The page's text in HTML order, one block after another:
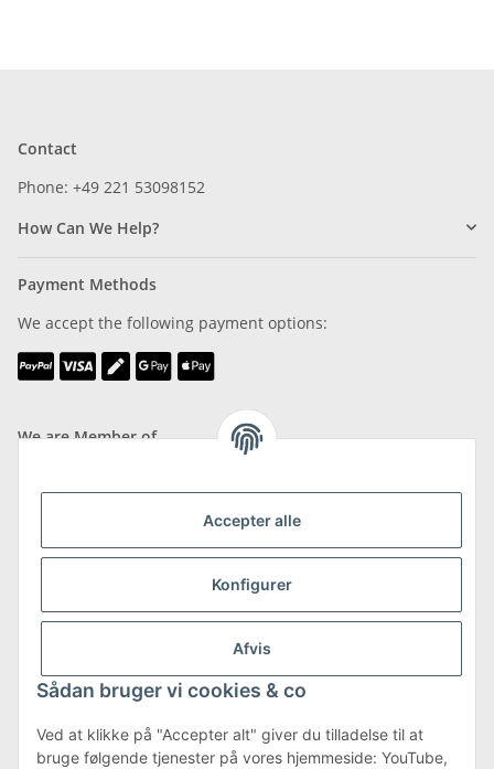
Accepter alle
Konfigurer
Afvis
Sådan bruger vi cookies & co
Ved at klikke på "Accepter alt" giver du tilladelse til at
bruge følgende tjenester på vores hjemmeside: YouTube,
Contact
Phone: +49 221 53098152
How Can We Help?
Payment Methods
We accept the following payment options:
We are Member of
more about Shipping & Returns